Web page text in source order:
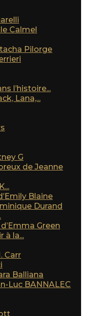
Calmel
Pilorge
l’histoire...
Lana,...
G
de Jeanne
Blaine
Durand
Green
à la...
Carr
Balliana
Luc BANNALEC